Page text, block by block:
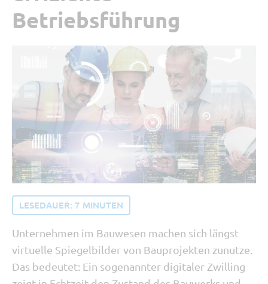
Beliebt
Kategorien
Referenzbericht
Digitales Arbeiten
Tipp vom Support
SORBA erleben
Buchhaltung und Recht
Software Updates
Betriebsführung
LESEDAUER: 7 MINUTEN
Unternehmen im Bauwesen machen sich längst
virtuelle Spiegelbilder von Bauprojekten zunutze.
Das bedeutet: Ein sogenannter digitaler Zwilling